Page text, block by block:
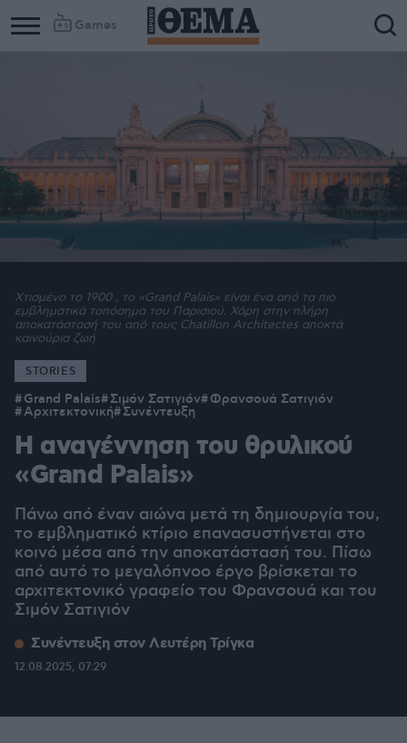
Games
STORIES
Grand Palais Σιμόν Σατιγιόν Φρανσουά Σατιγιόν
Αρχιτεκτονική Συνέντευξη
Η αναγέννηση του θρυλικού
«Grand Palais»
Πάνω από έναν αιώνα μετά τη δημιουργία του,
το εμβληματικό κτίριο επανασυστήνεται στο
κοινό μέσα από την αποκατάστασή του. Πίσω
από αυτό το μεγαλόπνοο έργο βρίσκεται το
αρχιτεκτονικό γραφείο του Φρανσουά και του
Σιμόν Σατιγιόν
Συνέντευξη στον Λευτέρη Τρίγκα
12.08.2025, 07:29
Χτισμένο το 1900 , το «Grand Palais» είναι ένα από τα πιο
εμβληματικά τοπόσημα του Παρισιού. Χάρη στην πλήρη
αποκατάστασή του από τους Chatillon Architectes αποκτά
καινούρια ζωή